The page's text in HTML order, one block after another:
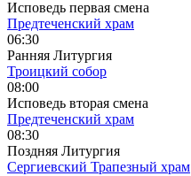
Исповедь первая смена
Предтеченский храм
06:30
Ранняя Литургия
Троицкий собор
08:00
Исповедь вторая смена
Предтеченский храм
08:30
Поздняя Литургия
Сергиевский Трапезный храм